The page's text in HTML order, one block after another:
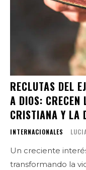
RECLUTAS DEL
A DIOS: CRECEN
CRISTIANA Y LA
INTERNACIONALES
Un creciente
transformando la